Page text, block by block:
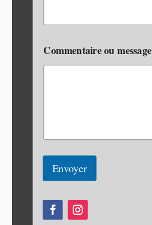
Commentaire ou message
Envoyer